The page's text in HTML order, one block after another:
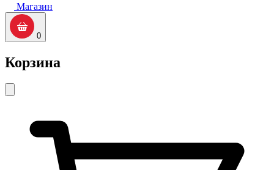
Магазин
0
Корзина